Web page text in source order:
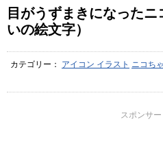
目がうずまきになった
いの絵文字）
カテゴリー： アイコン イラスト ニコち
スポンサー